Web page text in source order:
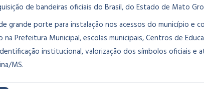
de bandeiras oficiais do Brasil, do Estado de Mato
grande porte para instalação nos acessos do município e
Prefeitura Municipal, escolas municipais, Centros de
institucional, valorização dos símbolos oficiais e
MS.